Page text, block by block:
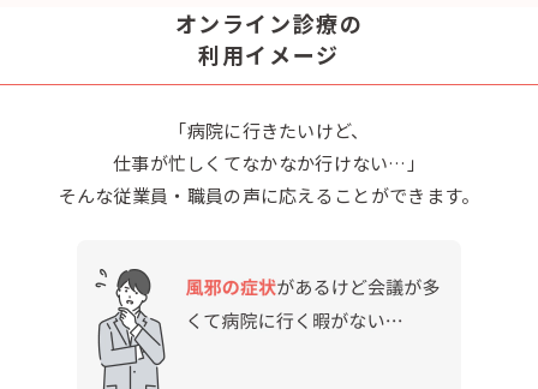
オンライン診療の
利用イメージ
「病院に行きたいけど、
仕事が忙しくてなかなか行けない…」
そんな従業員・職員の声に応えることができます。